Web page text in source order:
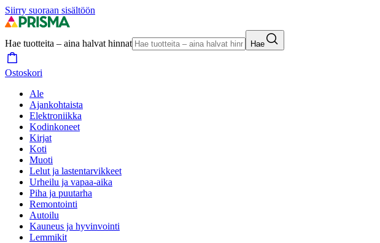
Siirry suoraan sisältöön
Hae tuotteita – aina halvat hinnat Hae
Ostoskori
Ale
Ajankohtaista
Elektroniikka
Kodinkoneet
Kirjat
Koti
Muoti
Lelut ja lastentarvikkeet
Urheilu ja vapaa-aika
Piha ja puutarha
Remontointi
Autoilu
Kauneus ja hyvinvointi
Lemmikit